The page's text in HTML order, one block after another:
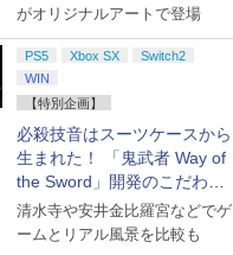
がオリジナルアートで登場
PS5 Xbox SX
Switch2
WIN
【特別企画】
必殺技音はスーツケースから
生まれた！ 「鬼武者 Way of
the Sword」開発のこだわり
を目撃！
清水寺や安井金比羅宮などでゲ
ームとリアル風景を比較も